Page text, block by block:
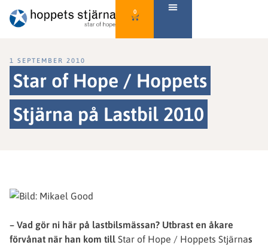
0
1 SEPTEMBER 2010
Star of Hope / Hoppets
Stjärna på Lastbil 2010
– Vad gör ni här på lastbilsmässan? Utbrast en åkare
förvånat när han kom till Star of Hope / Hoppets Stjärnas